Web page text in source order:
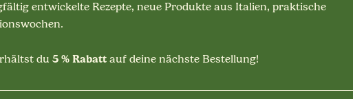
entwickelte Rezepte, neue Produkte aus Italien, praktische
du 5 % Rabatt auf deine nächste Bestellung!